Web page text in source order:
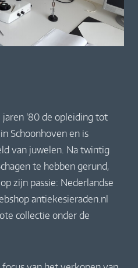
’80 de opleiding tot
Schoonhoven en is
van juwelen. Na twintig
te hebben gerund,
zijn passie: Nederlandse
antiekesieraden.nl
collectie onder de